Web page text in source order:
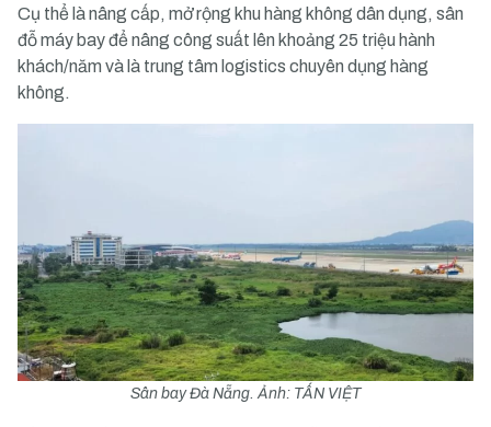
Cụ thể là nâng cấp, mở rộng khu hàng không dân dụng, sân
đỗ máy bay để nâng công suất lên khoảng 25 triệu hành
khách/năm và là trung tâm logistics chuyên dụng hàng
không.
Sân bay Đà Nẵng. Ảnh: TẤN VIỆT